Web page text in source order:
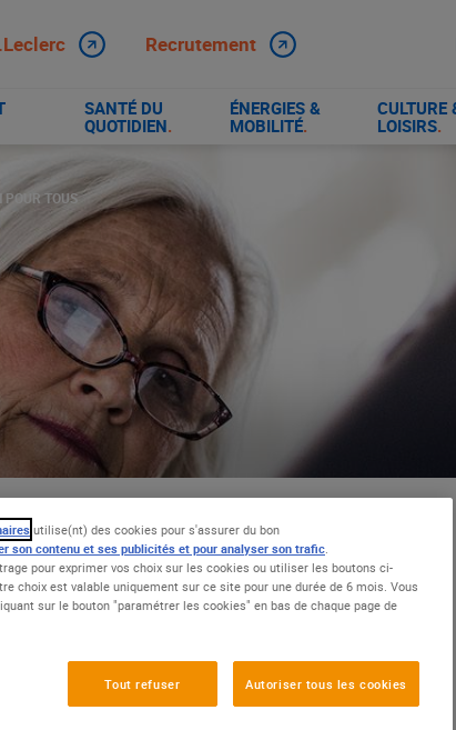
Recrutement
SANTÉ DU
QUOTIDIEN.
ÉNERGIES &
MOBILITÉ.
CULTURE
LOISIRS.
POUR TOUS
: le droit à la
utilise(nt) des cookies pour s'assurer du bon
son contenu et ses publicités et pour analyser son trafic.
pour exprimer vos choix sur les cookies ou utiliser les boutons ci-
choix est valable uniquement sur ce site pour une durée de 6 mois. Vous
sur le bouton "paramétrer les cookies" en bas de chaque page de
Tout refuser Autoriser tous les cookies